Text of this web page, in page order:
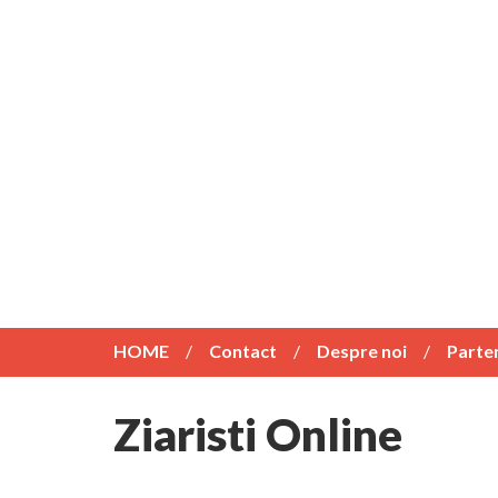
HOME Contact Despre noi
Ziaristi Online